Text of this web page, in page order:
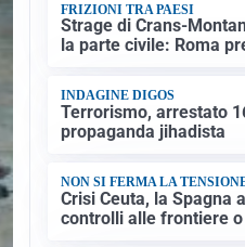
FRIZIONI TRA PAESI
Strage di Crans-
la parte civile: Roma
INDAGINE DIGOS
Terrorismo, arrestato
propaganda jihadista
NON SI FERMA LA
Crisi Ceuta, la Spagna
controlli alle frontiere